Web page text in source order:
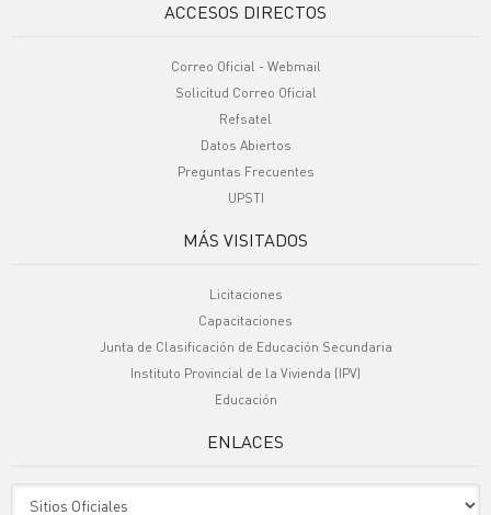
ACCESOS DIRECTOS
Correo Oficial - Webmail
Solicitud Correo Oficial
Refsatel
Datos Abiertos
Preguntas Frecuentes
UPSTI
MÁS VISITADOS
Licitaciones
Capacitaciones
Junta de Clasificación de Educación Secundaria
Instituto Provincial de la Vivienda (IPV)
Educación
ENLACES